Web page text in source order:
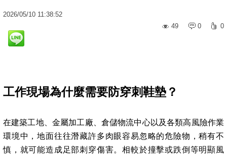
2026/05/10 11:38:52
49
0 0
工作現場為什麼需要防穿刺鞋墊？
在建築工地、金屬加工廠、倉儲物流中心以及各類高風險作業
環境中，地面往往潛藏許多肉眼容易忽略的危險物，稍有不
慎，就可能造成足部刺穿傷害。相較於撞擊或跌倒等明顯風